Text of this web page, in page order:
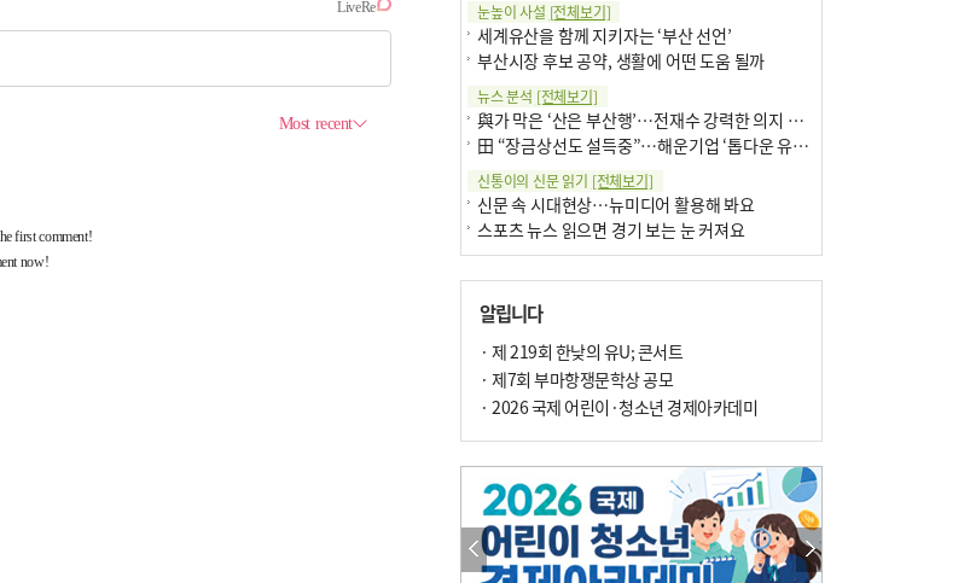
눈높이 사설 [전체보기]
세계유산을 함께 지키자는 ‘부산 선언’
부산시장 후보 공약, 생활에 어떤 도움 될까
뉴스 분석 [전체보기]
與가 막은 ‘산은 부산행’…전재수 강력한 의지 표명 없인 공염불
田 “장금상선도 설득중”…해운기업 ‘톱다운 유치전’ 가속
신통이의 신문 읽기 [전체보기]
신문 속 시대현상…뉴미디어 활용해 봐요
스포츠 뉴스 읽으면 경기 보는 눈 커져요
구·군 승진 축하화분 관행 없애자니 소상공인 울상
팩트체크[전체보기]
의령 한우산 털중나리
한 손 뉴스[전체보기]
시민이 개발한 폭염 대응 앱 ‘그늘로’ 길안내 지도 등 인기
골목 맛집 발굴 고메 셀렉션…부산시, 페스티벌 시월 연계
알립니다
· 제 219회 한낮의 유U; 콘서트
· 제7회 부마항쟁문학상 공모
· 2026 국제 어린이·청소년 경제아카데미